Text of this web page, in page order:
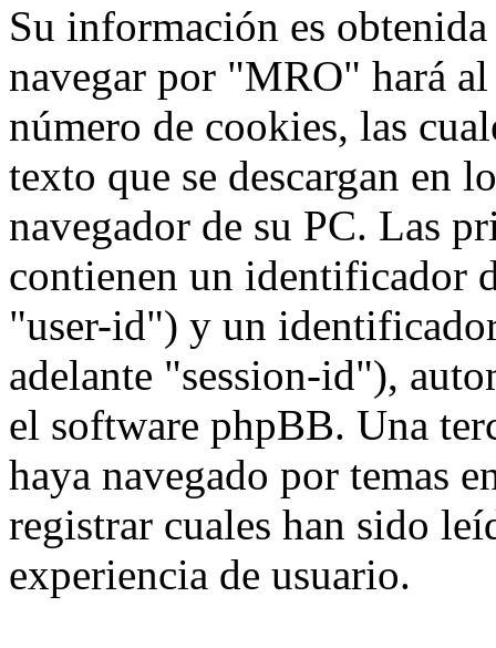
Su información es
navegar por "MRO" hará
número de cookies, las
texto que se descargan en
navegador de su PC. Las
contienen un identificador
"user-id") y un
adelante "session-id"),
el software phpBB. Una
haya navegado por temas
registrar cuales han sido
experiencia de usuario.